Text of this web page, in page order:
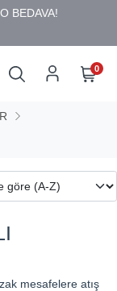
0
mesafelere atış